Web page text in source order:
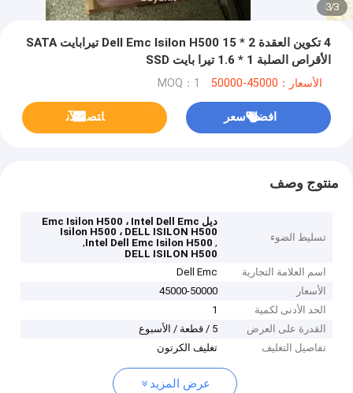
3
/
3
4 تكوين العقدة Dell Emc Isilon H500 15 * 2 تيرابايت SATA
الأقراص الصلبة 1 * 1.6 تيرا بايت SSD
الأسعار：45000-50000 MOQ：1
افضل سعر ﺎﺘﺼﻟ ﺍﻶﻧ
منتوج وصف
تسليط الضوء
ديل Emc Isilon H500 ، Intel Dell Emc
Isilon H500 ، DELL ISILON H500
,
Intel Dell Emc Isilon H500
,
DELL ISILON H500
اسم العلامة التجارية
Dell Emc
الأسعار
45000-50000
الحد الأدنى لكمية
1
القدرة على العرض
5 / قطعة / الأسبوع
تفاصيل التغليف
تغليف الكرتون
عرض المزيد